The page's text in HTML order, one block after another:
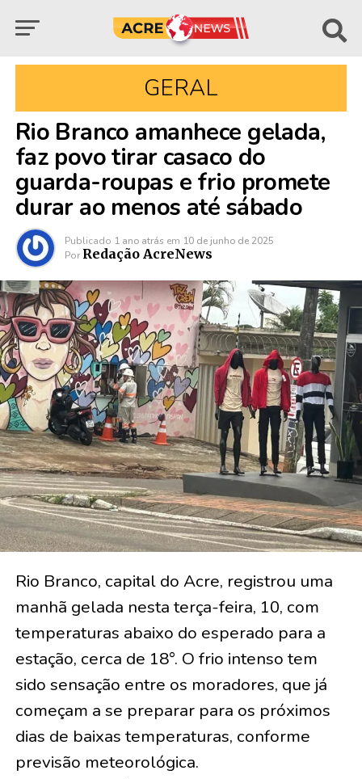
GERAL
Rio Branco amanhece gelada,
faz povo tirar casaco do
guarda-roupas e frio promete
durar ao menos até sábado
Publicado 1 ano atrás em 10 de junho de 2025
Por Redação AcreNews
Rio Branco, capital do Acre, registrou uma
manhã gelada nesta terça-feira, 10, com
temperaturas abaixo do esperado para a
estação, cerca de 18°. O frio intenso tem
sido sensação entre os moradores, que já
começam a se preparar para os próximos
dias de baixas temperaturas, conforme
previsão meteorológica.